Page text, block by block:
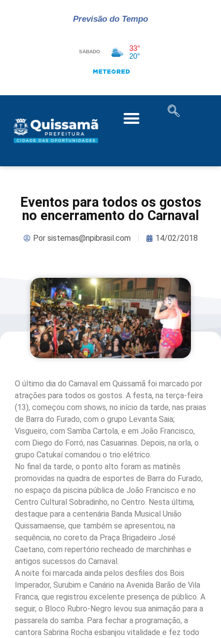
Previsão do Tempo
Eventos para todos os gostos
no encerramento do Carnaval
Porsistemas@npibrasil.com 14/02/2018
O último dia do Carnaval em Quissamã foi marcado por
atrações para todos os gostos. A festa, na terça-feira
(13), começou com shows, no início da tarde, nas praias
de Barra do Furado, com o grupo Levanta Saia;
Visgueiro, com Samba Cartola, e em João Francisco,
com Diego do Forró, nas Casuarinas. Depois, na orla, o
grupo Catukaí comandou o trio elétrico.
No final da tarde, o ponto alto foram as matinês
promovidas na quadra de esportes de Barra do Furado,
no espaço da piscina pública de João Francisco e no
Centro Cultural Sobradinho, no Centro. Nesta última,
destaque para a centenária Banda Musical União
Quissamaense, que também se apresentou, na
sequência, no coreto da Praça Brigadeiro José
Caetano, com repertório recheado de marchinhas e
antigos sucessos do Carnaval.
A noite foi marcada ainda pelos desfiles dos Bois
Imperador, Surubim e Canário na Avenida Barão de Vila
Franca, que registrou excelente presença de público. A
seguir, o Bloco Rubro-Negro levou sua animação para a
passarela do samba. Para fechar a programação, a
cantora Sabrina Rocha esbanjou vitalidade e fez todo